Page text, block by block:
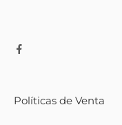
Políticas de Venta